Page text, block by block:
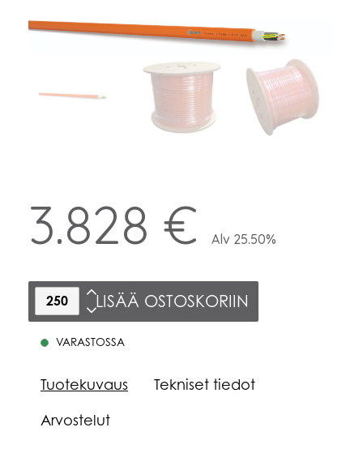
3.828 € Alv 25.50%
LISÄÄ OSTOSKORIIN
VARASTOSSA
Tuotekuvaus
Tekniset tiedot
Arvostelut